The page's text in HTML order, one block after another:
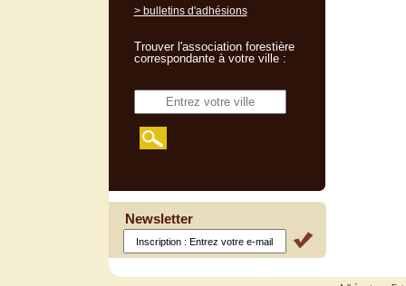
> bulletins d'adhésions
Trouver l'association forestière
correspondante à votre ville :
Newsletter